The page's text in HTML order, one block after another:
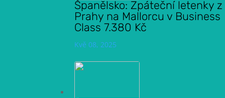
Španělsko: Zpáteční letenky z
Prahy na Mallorcu v Business
Class 7.380 Kč
Kvě 08, 2025